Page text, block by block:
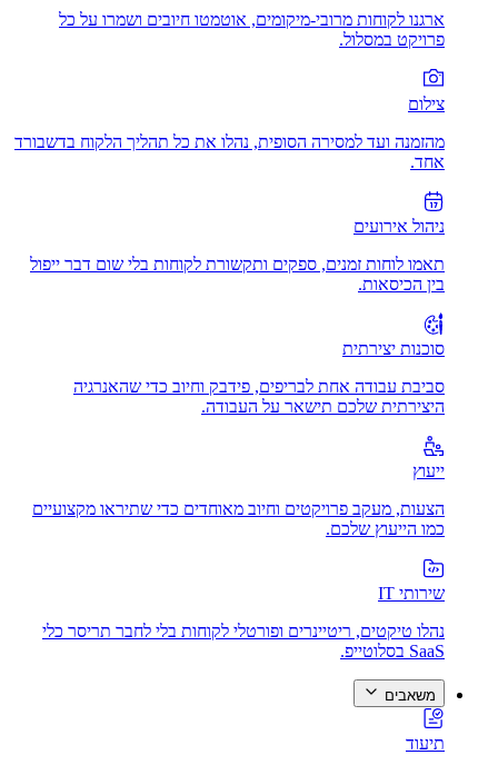
ארגנו לקוחות מרובי-מיקומים, אוטמטו חיובים ושמרו על כל
פרויקט במסלול.
צילום
מהזמנה ועד למסירה הסופית, נהלו את כל תהליך הלקוח בדשבורד
אחד.
ניהול אירועים
תאמו לוחות זמנים, ספקים ותקשורת לקוחות בלי שום דבר ייפול
בין הכיסאות.
סוכנות יצירתית
סביבת עבודה אחת לבריפים, פידבק וחיוב כדי שהאנרגיה
היצירתית שלכם תישאר על העבודה.
ייעוץ
הצעות, מעקב פרויקטים וחיוב מאוחדים כדי שתיראו מקצועיים
כמו הייעוץ שלכם.
שירותי IT
נהלו טיקטים, ריטיינרים ופורטלי לקוחות בלי לחבר תריסר כלי
SaaS בסלוטייפ.
משאבים
תיעוד